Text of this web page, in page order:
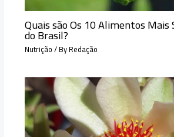
Quais são Os 10 Alimentos
do Brasil?
Nutrição/ ByRedação